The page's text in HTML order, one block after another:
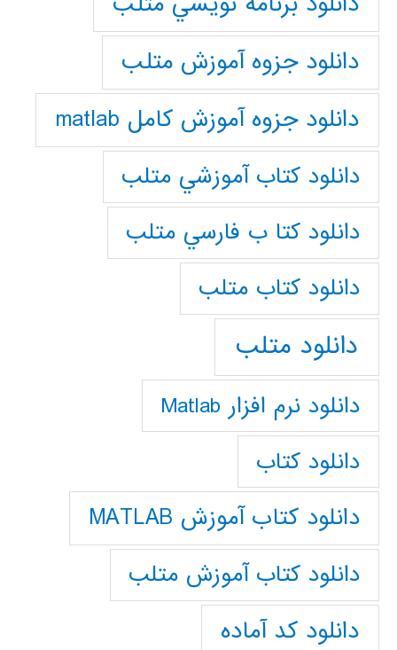
دانلود جزوه آموزش متلب
دانلود جزوه آموزش کامل matlab
دانلود كتاب آموزشي متلب
دانلود كتا ب فارسي متلب
دانلود كتاب متلب
دانلود متلب
دانلود نرم افزار Matlab
دانلود کتاب
دانلود کتاب آموزش MATLAB
دانلود کتاب آموزش متلب
دانلود کد آماده